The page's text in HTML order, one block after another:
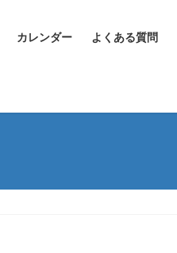
カレンダー よくある質問